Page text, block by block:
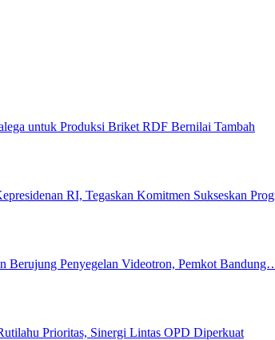
untuk Produksi Briket RDF Bernilai Tambah
RI, Tegaskan Komitmen Sukseskan
Berujung Penyegelan Videotron, Pemkot
Prioritas, Sinergi Lintas OPD Diperkuat